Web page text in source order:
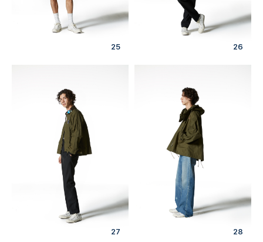
25 26
27 28